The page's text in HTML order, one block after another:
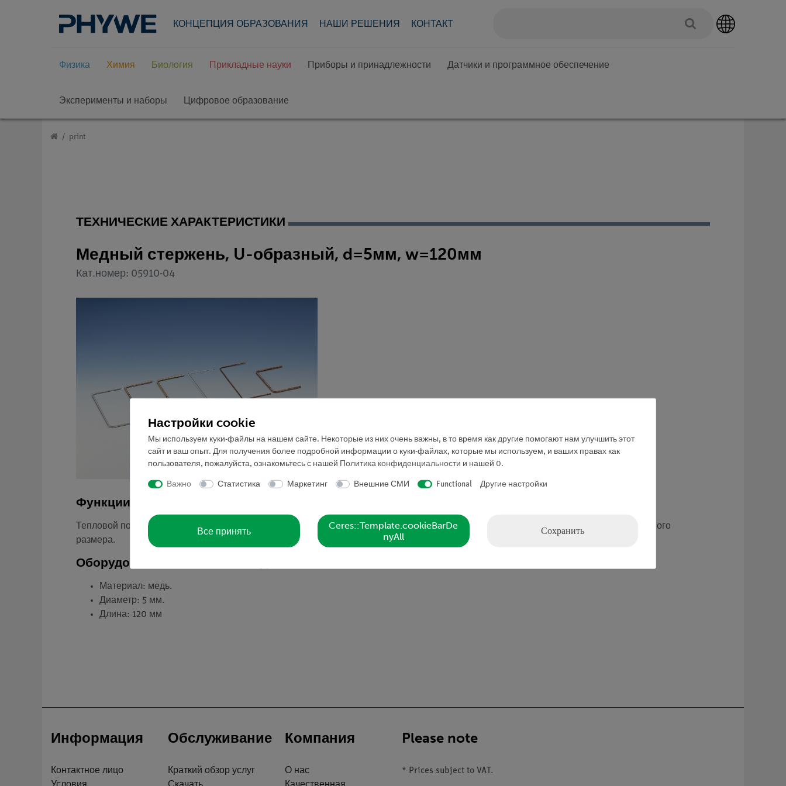
КОНЦЕПЦИЯ ОБРАЗОВАНИЯ НАШИ РЕШЕНИЯ КОНТАКТ
Физика Химия Биология Прикладные науки Приборы и принадлежности Датчики и программное обеспечение
Эксперименты и наборы Цифровое образование
print
ТЕХНИЧЕСКИЕ ХАРАКТЕРИСТИКИ
Медный стержень, U-образный, d=5мм, w=120мм
Кат.номер: 05910-04
Функции и применение
Тепловой поток через стержень зависит от его сечения и длины. Это можно продемонстрировать на примере медных стержней разного
размера.
Оборудование и технические данные
Материал: медь.
Диаметр: 5 мм.
Длина: 120 мм
Информация
Контактное лицо
Обслуживание
Краткий обзор услуг
Компания
О нас
Please note
* Prices subject to VAT.
Настройки cookie
Мы используем куки-файлы на нашем сайте. Некоторые из них очень важны, в то время как другие помогают нам улучшить этот
сайт и ваш опыт. Для получения более подробной информации о куки-файлах, которые мы используем, и ваших правах как
пользователя, пожалуйста, ознакомьтесь с нашей Политика конфиденциальности и нашей 0.
Важно Статистика Маркетинг Внешние СМИ Functional Другие настройки
Все принять
Ceres::Template.cookieBarDe
nyAll
Сохранить